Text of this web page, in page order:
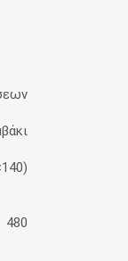
480